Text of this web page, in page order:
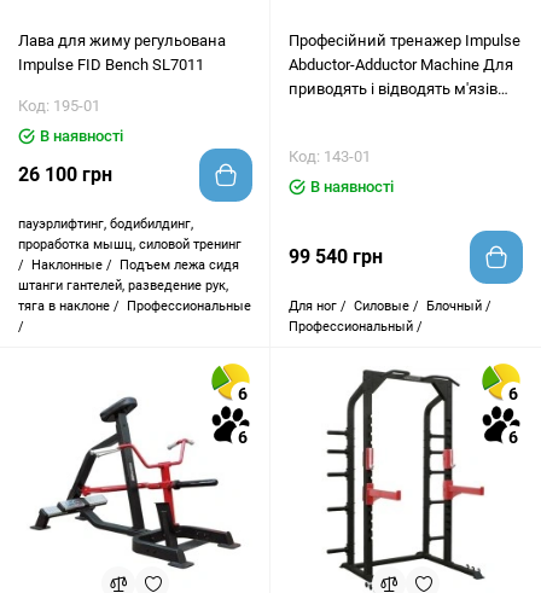
Лава для жиму регульована
Impulse FID Bench SL7011
Код: 195-01
В наявності
26 100 грн
пауэрлифтинг, бодибилдинг,
проработка мышц, силовой тренинг
/
Наклонные /
Подъем лежа сидя
штанги гантелей, разведение рук,
тяга в наклоне /
Профессиональные
/
Професійний тренажер Impulse
Abductor-Adductor Machine Для
приводять і відводять м'язів
Код: 143-01
В наявності
99 540 грн
Для ног / Силовые /
Блочный /
Профессиональный /
6
6
6
6